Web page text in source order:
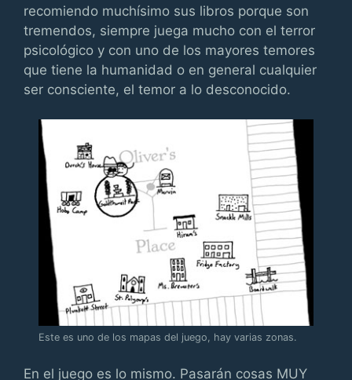
recomiendo muchísimo sus libros porque son
tremendos, siempre juega mucho con el terror
psicológico y con uno de los mayores temores
que tiene la humanidad o en general cualquier
ser consciente, el temor a lo desconocido.
Este es uno de los mapas del juego, hay varias zonas.
En el juego es lo mismo. Pasarán cosas MUY